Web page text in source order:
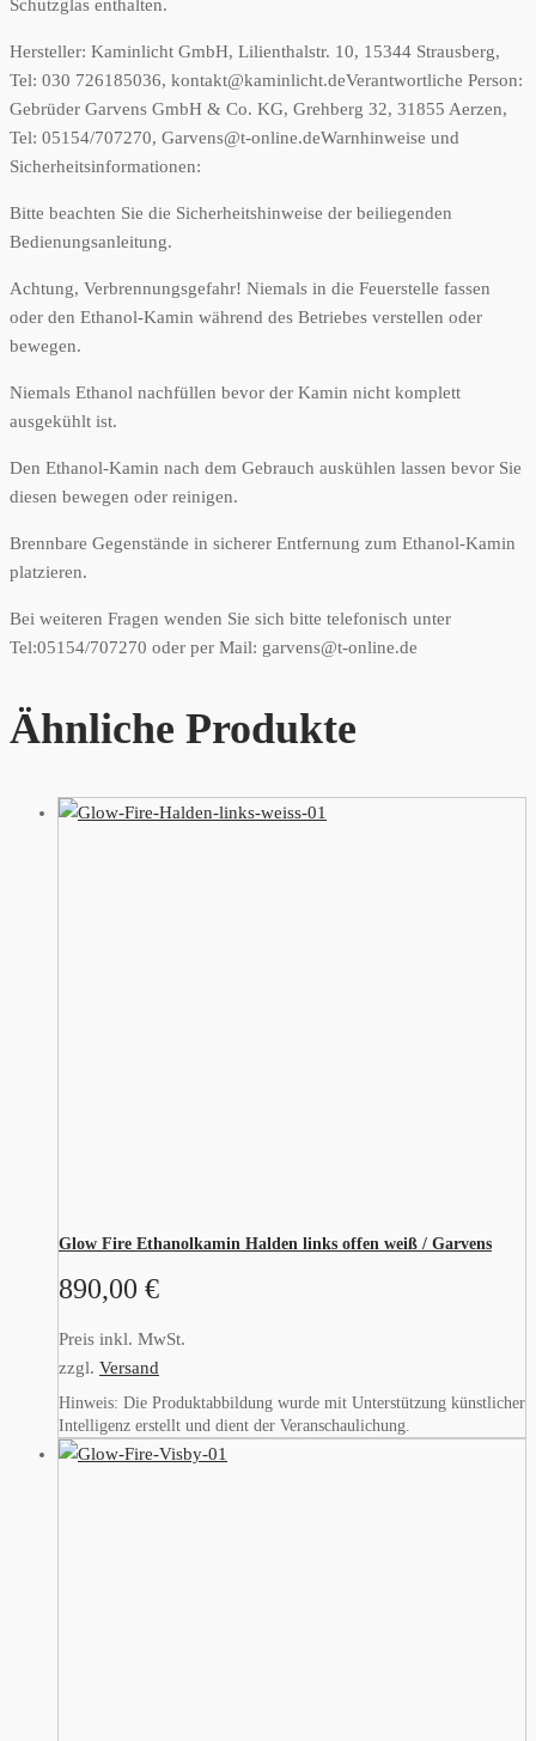
Schutzglas enthalten.
Hersteller: Kaminlicht GmbH, Lilienthalstr. 10, 15344 Strausberg,
Tel: 030 726185036, kontakt@kaminlicht.deVerantwortliche Person:
Gebrüder Garvens GmbH & Co. KG, Grehberg 32, 31855 Aerzen,
Tel: 05154/707270, Garvens@t-online.deWarnhinweise und
Sicherheitsinformationen:
Bitte beachten Sie die Sicherheitshinweise der beiliegenden
Bedienungsanleitung.
Achtung, Verbrennungsgefahr! Niemals in die Feuerstelle fassen
oder den Ethanol-Kamin während des Betriebes verstellen oder
bewegen.
Niemals Ethanol nachfüllen bevor der Kamin nicht komplett
ausgekühlt ist.
Den Ethanol-Kamin nach dem Gebrauch auskühlen lassen bevor Sie
diesen bewegen oder reinigen.
Brennbare Gegenstände in sicherer Entfernung zum Ethanol-Kamin
platzieren.
Bei weiteren Fragen wenden Sie sich bitte telefonisch unter
Tel:05154/707270 oder per Mail: garvens@t-online.de
Ähnliche Produkte
Glow Fire Ethanolkamin Halden links offen weiß / Garvens
890,00 €
Preis inkl. MwSt.
zzgl. Versand
Hinweis: Die Produktabbildung wurde mit Unterstützung künstlicher
Intelligenz erstellt und dient der Veranschaulichung.